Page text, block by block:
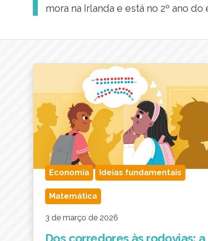
mora na Irlanda e está no 2º ano
Economia Ideias fundamentais
Matemática
3 de março de 2026